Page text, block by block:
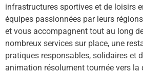
infrastructures sportives et de loisirs
équipes passionnées par leurs
et vous accompagnent tout au long
nombreux services sur place, une
pratiques responsables, solidaires et
animation résolument tournée vers la